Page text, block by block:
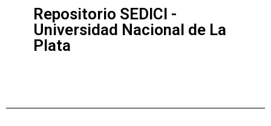
Repositorio SEDICI -
Universidad Nacional de La
Plata